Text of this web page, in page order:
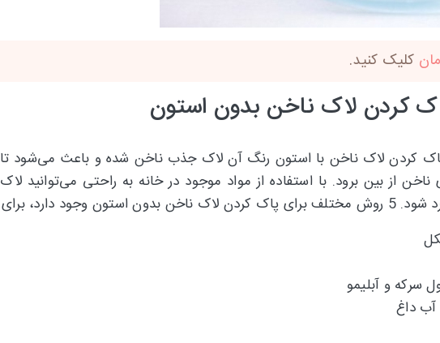
کلیک کنید.
کردن لاک ناخن با استون رنگ آن لاک جذب ناخن شده و باعث می‌شود تا
از بین برود. با استفاده از مواد موجود در خانه به راحتی می‌توانید
دارد، برای مثال:
سرکه و آبلیمو
آب داغ